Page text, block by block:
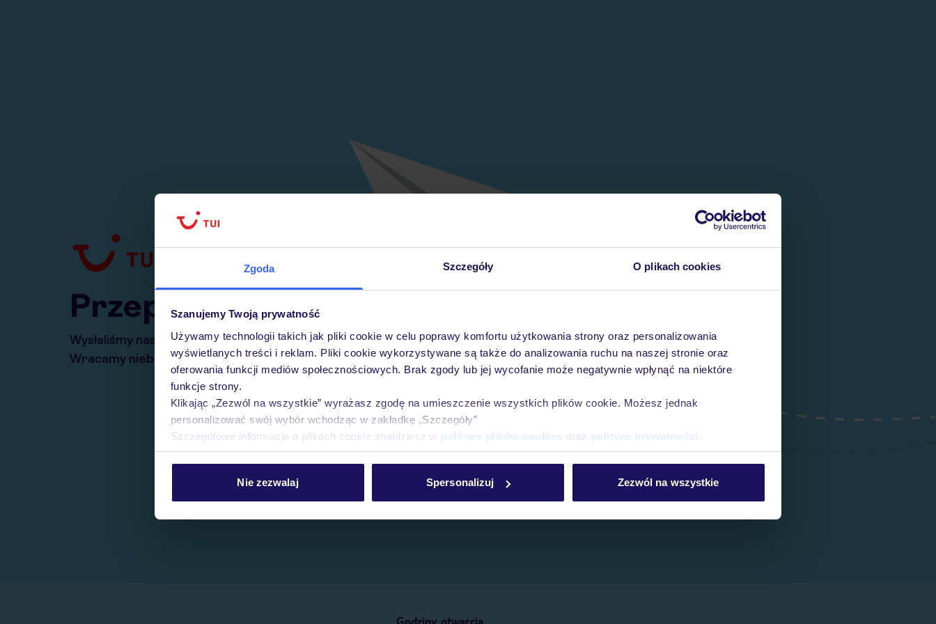
Zgoda Szczegóły O plikach cookies
Szanujemy Twoją prywatność
Używamy technologii takich jak pliki cookie w celu poprawy komfortu użytkowania strony oraz personalizowania
wyświetlanych treści i reklam. Pliki cookie wykorzystywane są także do analizowania ruchu na naszej stronie oraz
oferowania funkcji mediów społecznościowych. Brak zgody lub jej wycofanie może negatywnie wpłynąć na niektóre
funkcje strony.
Klikając „Zezwól na wszystkie” wyrażasz zgodę na umieszczenie wszystkich plików cookie. Możesz jednak
personalizować swój wybór wchodząc w zakładkę „Szczegóły”
Szczegółowe informacje o plikach cookie znajdziesz w polityce plików cookies oraz polityce prywatności
Nie zezwalaj Spersonalizuj Zezwól na wszystkie
Przepraszamy
Wysłaliśmy nasz serwis na krótkie wakacje.
Wracamy niebawem!
Godziny otwarcia